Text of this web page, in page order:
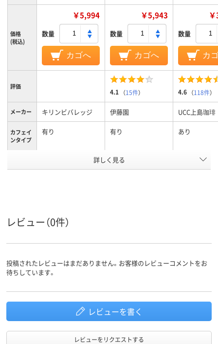
価格
(税込)
￥5,994
数量
カゴへ
￥5,943
数量
カゴへ
数量
カ
評価
4.1 （15件） 4.6 （118件）
メーカー キリンビバレッジ 伊藤園 UCC上島珈琲
カフェイ
ンタイプ
有り 有り あり
50 20
詳しく見る
レビュー（0件）
投稿されたレビューはまだありません。お客様のレビューコメントをお
待ちしています。
レビューを書く
レビューをリクエストする